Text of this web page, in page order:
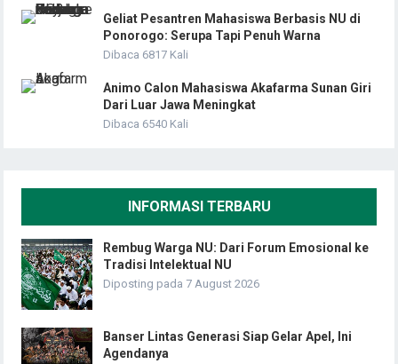
Geliat Pesantren Mahasiswa Berbasis NU di
Ponorogo: Serupa Tapi Penuh Warna
Dibaca 6817 Kali
Animo Calon Mahasiswa Akafarma Sunan Giri
Dari Luar Jawa Meningkat
Dibaca 6540 Kali
INFORMASI TERBARU
Rembug Warga NU: Dari Forum Emosional ke
Tradisi Intelektual NU
Diposting pada 7 August 2026
Banser Lintas Generasi Siap Gelar Apel, Ini
Agendanya